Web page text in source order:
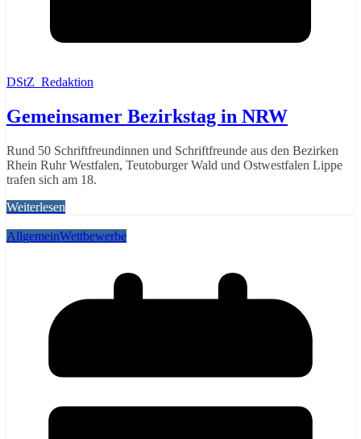
DStZ_Redaktion
Gemeinsamer Bezirkstag in NRW
Rund 50 Schriftfreundinnen und Schriftfreunde aus den Bezirken
Rhein Ruhr Westfalen, Teutoburger Wald und Ostwestfalen Lippe
trafen sich am 18.
Weiterlesen
AllgemeinWettbewerbe